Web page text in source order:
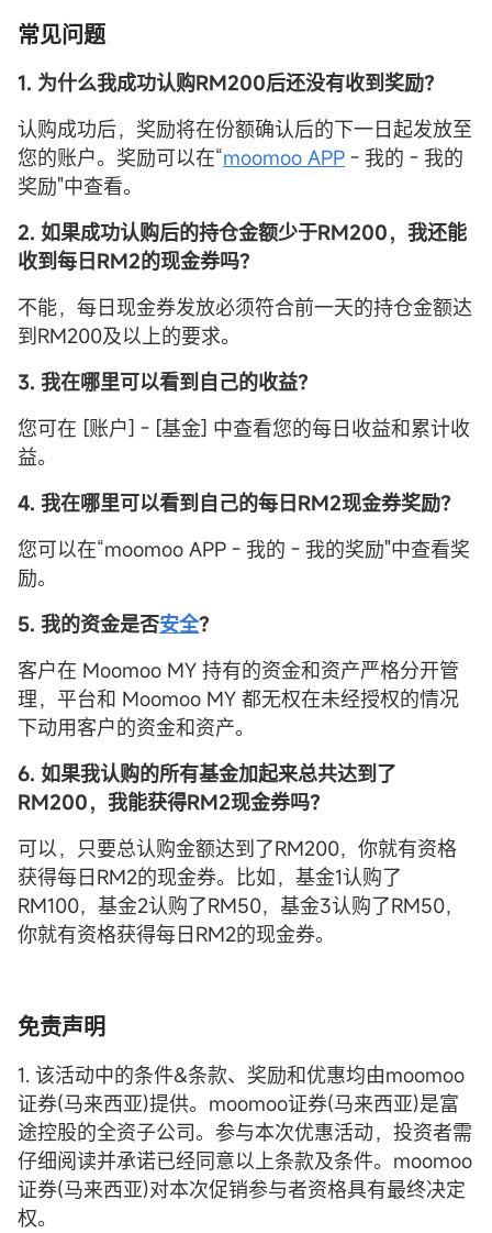
常见问题
1. 为什么我成功认购RM200后还没有收到奖励？
认购成功后，奖励将在份额确认后的下一日起发放至
您的账户。奖励可以在“moomoo APP - 我的 - 我的
奖励"中查看。
2. 如果成功认购后的持仓金额少于RM200，我还能
收到每日RM2的现金券吗？
不能，每日现金券发放必须符合前一天的持仓金额达
到RM200及以上的要求。
3. 我在哪里可以看到自己的收益？
您可在 [账户] - [基金] 中查看您的每日收益和累计收
益。
4. 我在哪里可以看到自己的每日RM2现金券奖励？
您可以在“moomoo APP - 我的 - 我的奖励"中查看奖
励。
5. 我的资金是否安全？
客户在 Moomoo MY 持有的资金和资产严格分开管
理，平台和 Moomoo MY 都无权在未经授权的情况
下动用客户的资金和资产。
6. 如果我认购的所有基金加起来总共达到了
RM200，我能获得RM2现金券吗？
可以，只要总认购金额达到了RM200，你就有资格
获得每日RM2的现金券。比如，基金1认购了
RM100，基金2认购了RM50，基金3认购了RM50，
你就有资格获得每日RM2的现金券。
免责声明
1. 该活动中的条件&条款、奖励和优惠均由moomoo
证券(马来西亚)提供。moomoo证券(马来西亚)是富
途控股的全资子公司。参与本次优惠活动，投资者需
仔细阅读并承诺已经同意以上条款及条件。moomoo
证券(马来西亚)对本次促销参与者资格具有最终决定
权。